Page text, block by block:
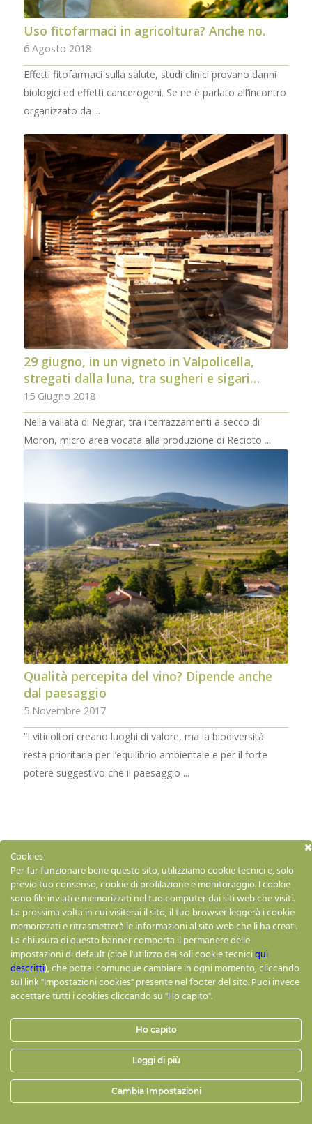
Uso fitofarmaci in agricoltura? Anche no.
6 Agosto 2018
Effetti fitofarmaci sulla salute, studi clinici provano danni
biologici ed effetti cancerogeni. Se ne è parlato all’incontro
organizzato da ...
29 giugno, in un vigneto in Valpolicella,
stregati dalla luna, tra sugheri e sigari…
15 Giugno 2018
Nella vallata di Negrar, tra i terrazzamenti a secco di
Moron, micro area vocata alla produzione di Recioto ...
Qualità percepita del vino? Dipende anche
dal paesaggio
5 Novembre 2017
“I viticoltori creano luoghi di valore, ma la biodiversità
resta prioritaria per l’equilibrio ambientale e per il forte
potere suggestivo che il paesaggio ...
Gaiares Comunicazione di Marina Meneguzzi
Via Gambato, 4 – 35031 Abano Terme
P.iva: 04318540285 – C.F.: MNGMRN64B64G224F
email:info@gaiares.it–marina.meneguzzi@pcert.it
Privacy Policy
Cookies policy
Impostazioni Cookies
Cookies
Per far funzionare bene questo sito, utilizziamo cookie tecnici e, solo
previo tuo consenso, cookie di profilazione e monitoraggio. I cookie
sono file inviati e memorizzati nel tuo computer dai siti web che visiti.
La prossima volta in cui visiterai il sito, il tuo browser leggerà i cookie
memorizzati e ritrasmetterà le informazioni al sito web che li ha creati.
La chiusura di questo banner comporta il permanere delle
impostazioni di default (cioè l'utilizzo dei soli cookie tecniciqui
descritti), che potrai comunque cambiare in ogni momento, cliccando
sul link "Impostazioni cookies" presente nel footer del sito. Puoi invece
accettare tutti i cookies cliccando su "Ho capito".
Ho capito
Leggi di più
Cambia Impostazioni